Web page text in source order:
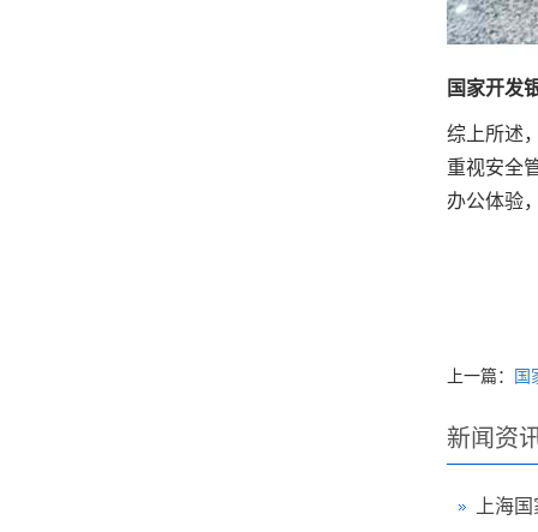
国家开发
综上所述
重视安全
办公体验
上一篇： 国
新闻资
上海